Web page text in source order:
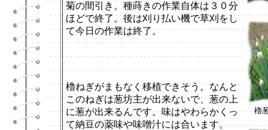
菊の間引き。種蒔きの作業自体は３０分
ほどで終了。後は刈り払い機で草刈をし
て今日の作業は終了。
櫓ねぎがまもなく移植できそう。なんと
このねぎは葱坊主が出来ないで、葱の上
に葱が出来るんです。味はやわらかくっ
て納豆の薬味や味噌汁には合います。
櫓